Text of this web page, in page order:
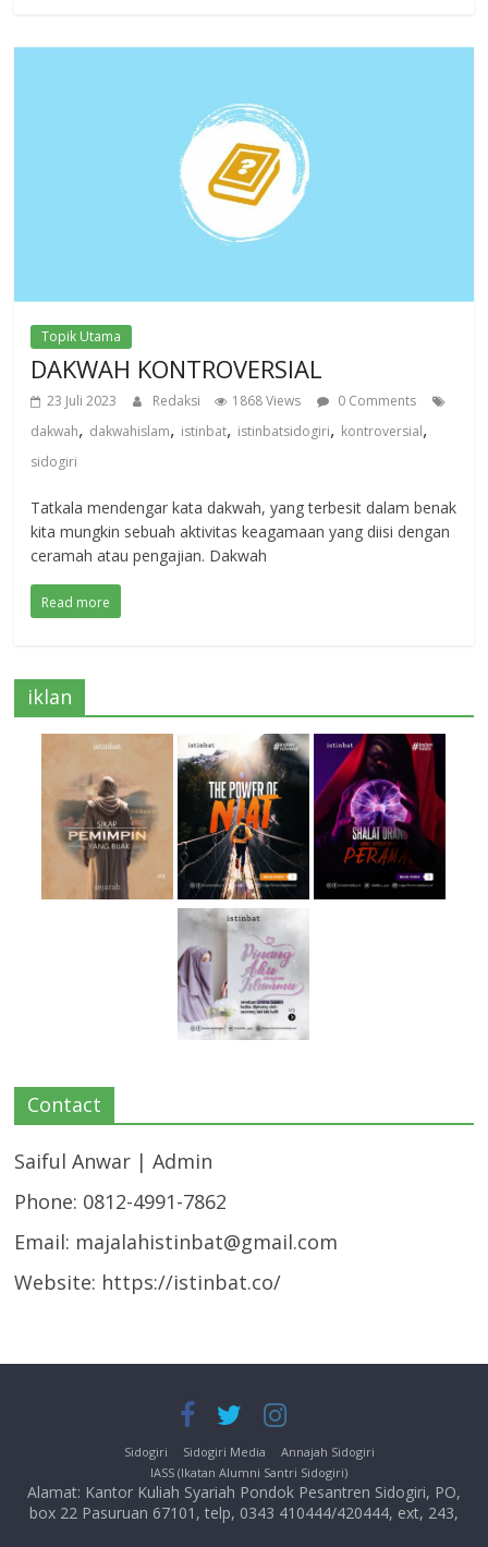
Topik Utama
DAKWAH KONTROVERSIAL
23 Juli 2023 Redaksi 1868 Views
0 Comments
dakwah, dakwahislam, istinbat, istinbatsidogiri, kontroversial,
sidogiri
Tatkala mendengar kata dakwah, yang terbesit dalam benak
kita mungkin sebuah aktivitas keagamaan yang diisi dengan
ceramah atau pengajian. Dakwah
Read more
iklan
Contact
Saiful Anwar | Admin
Phone: 0812-4991-7862
Email: majalahistinbat@gmail.com
Website: https://istinbat.co/
Sidogiri Sidogiri Media
Annajah Sidogiri
IASS (Ikatan Alumni Santri Sidogiri)
Alamat: Kantor Kuliah Syariah Pondok Pesantren Sidogiri, PO,
box 22 Pasuruan 67101, telp, 0343 410444/420444, ext, 243,